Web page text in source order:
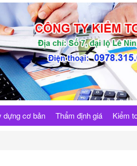
dựng cơ bản Thẩm định giá Kiểm